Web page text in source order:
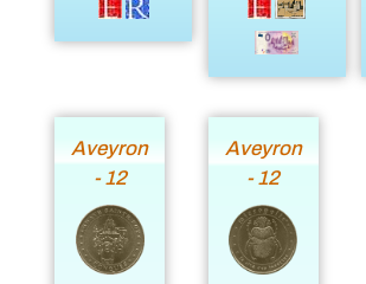
Aveyron
- 12
Aveyron
- 12